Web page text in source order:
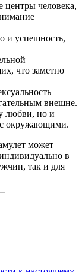
центры человека,
и успешность,
что заметно
внешне.
любви, но и
с окружающими.
может
в
так и для